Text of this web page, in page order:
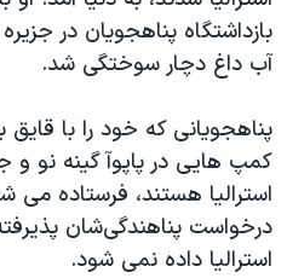
همایش محافظه‌کاران آمریکا
سفر پرزیدنت ترامپ به چین
بازداشتگاه پناهجویان در
آب داغ دچار سوختگی شد.
پناهجویانی که خود را با قایق
کمپ هایی در پاپوآ گینه نو و
استرالیا هستند، فرستاده می
درخواست پناهندگی‌شان
استرالیا داده نمی شود.